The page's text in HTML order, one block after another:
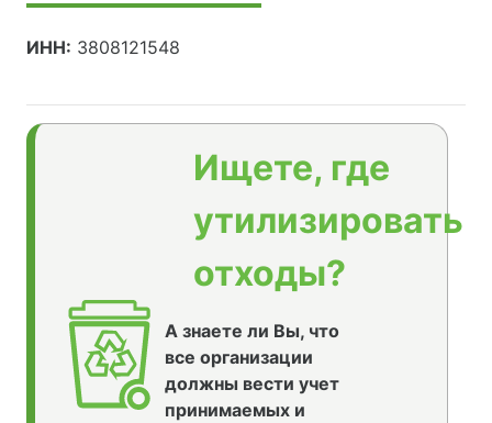
ИНН: 3808121548
Ищете, где
утилизировать
отходы?
А знаете ли Вы, что
все организации
должны вести учет
принимаемых и